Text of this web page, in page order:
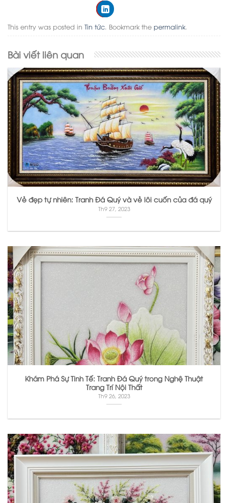
This entry was posted in Tin tức. Bookmark the permalink.
Bài viết liên quan
Vẻ đẹp tự nhiên: Tranh Đá Quý và vẻ lôi cuốn của đá quý
Th9 27, 2023
Khám Phá Sự Tinh Tế: Tranh Đá Quý trong Nghệ Thuật
Trang Trí Nội Thất
Th9 26, 2023